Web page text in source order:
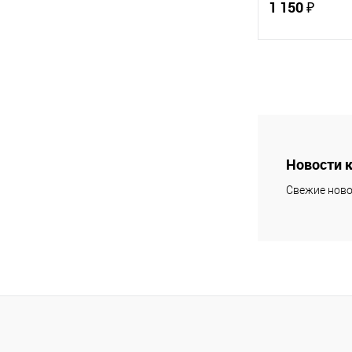
Т517 (С5193)
1 150 ₽
Новости
Свежие